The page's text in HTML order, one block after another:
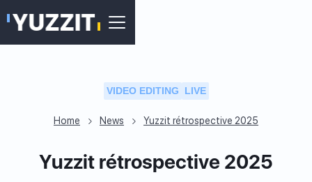
VIDEO EDITING LIVE
Home News Yuzzit rétrospective 2025
Yuzzit rétrospective 2025